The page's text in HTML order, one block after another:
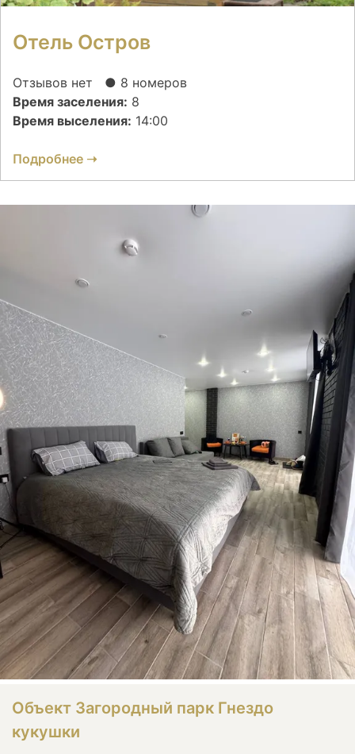
Отель Остров
Отзывов нет
● 8 номеров
Время заселения: 8
Время выселения: 14:00
Подробнее ➝
Объект Загородный парк Гнездо
кукушки